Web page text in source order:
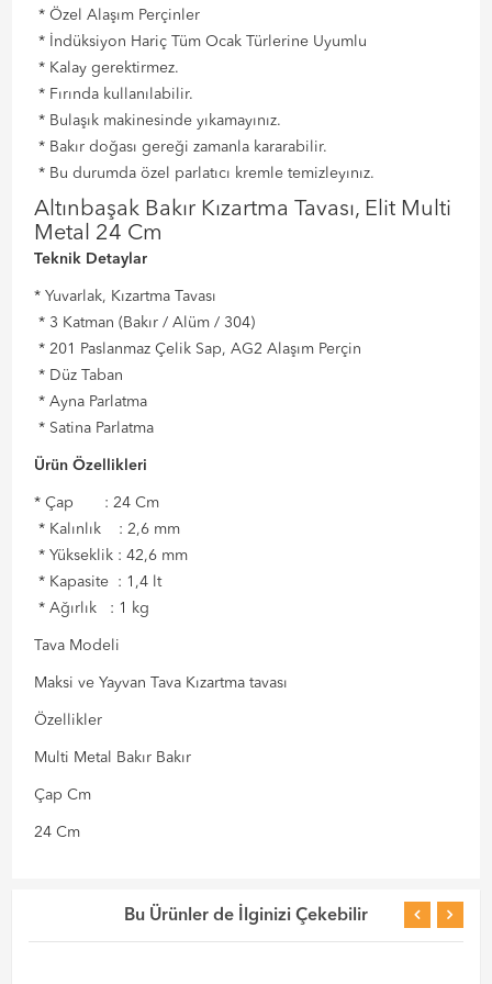
* Özel Alaşım Perçinler
* İndüksiyon Hariç Tüm Ocak Türlerine Uyumlu
* Kalay gerektirmez.
* Fırında kullanılabilir.
* Bulaşık makinesinde yıkamayınız.
* Bakır doğası gereği zamanla kararabilir.
* Bu durumda özel parlatıcı kremle temizleyınız.
Altınbaşak Bakır Kızartma Tavası, Elit Multi
Metal 24 Cm
Teknik Detaylar
* Yuvarlak, Kızartma Tavası
* 3 Katman (Bakır / Alüm / 304)
* 201 Paslanmaz Çelik Sap, AG2 Alaşım Perçin
* Düz Taban
* Ayna Parlatma
* Satina Parlatma
Ürün Özellikleri
* Çap : 24 Cm
* Kalınlık : 2,6 mm
* Yükseklik : 42,6 mm
* Kapasite : 1,4 lt
* Ağırlık : 1 kg
Tava Modeli
Maksi ve Yayvan Tava Kızartma tavası
Özellikler
Multi Metal Bakır Bakır
Çap Cm
24 Cm
Bu Ürünler de İlginizi Çekebilir